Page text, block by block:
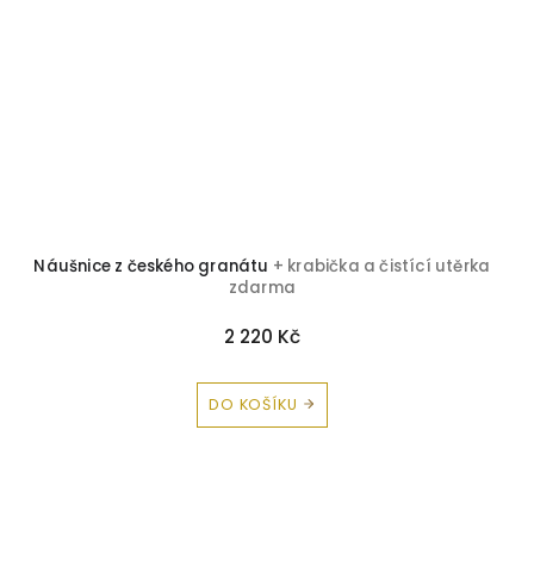
Náušnice z českého granátu + krabička a čistící utěrka
zdarma
2 220 Kč
DO KOŠÍKU